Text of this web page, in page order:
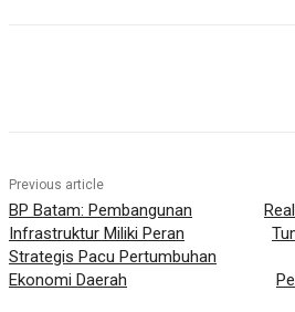
Previous article
BP Batam: Pembangunan
Infrastruktur Miliki Peran
Strategis Pacu Pertumbuhan
Ekonomi Daerah